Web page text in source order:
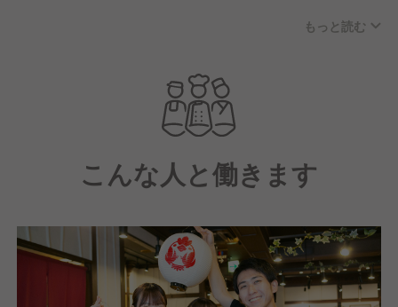
お客様に焼き鳥だけではなく感動体験を提供し元気に
なって帰ってもらうお仕事です。
もっと読む
こんな人と働きます